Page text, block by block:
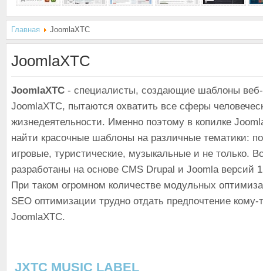
Главная JoomlaXTC
JoomlaXTC
JoomlaXTC - специалисты, создающие шаблоны
JoomlaXTC, пытаются охватить все сферы
жизнедеятельности. Именно поэтому в копилке
найти красочные шаблоны на различные тематики:
игровые, туристические, музыкальные и не только.
разработаны на основе CMS Drupal и Joomla версий
При таком огромном количестве модульных
SEO оптимизации трудно отдать предпочтение кому-
JoomlaXTC.
JXTC MUSIC LABEL